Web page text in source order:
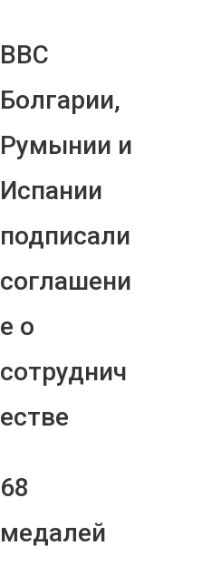
ВВС
Болгарии,
Румынии и
Испании
подписали
соглашени
е о
сотруднич
естве
68
медалей